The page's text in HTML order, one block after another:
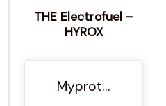
THE Electrofuel –
HYROX
Myprotein Österreich